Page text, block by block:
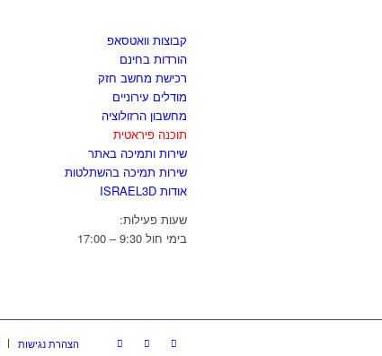
קבוצות וואטסאפ
הורדות בחינם
רכישת מחשב חזק
מודלים עירוניים
מחשבון הרזולוציה
תוכנה פיראטית
שירות ותמיכה באתר
שירות תמיכה בהשתלטות
אודות ISRAEL3D
שעות פעילות:
בימי חול 9:30 – 17:00
הצהרת נגישות